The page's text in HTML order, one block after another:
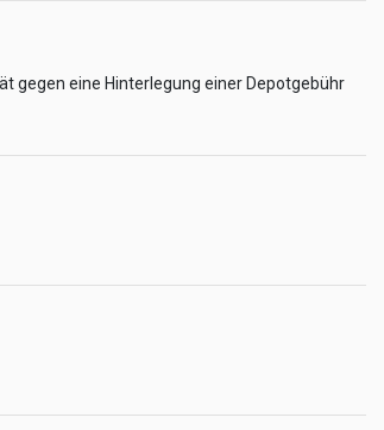
gegen eine Hinterlegung einer Depotgebühr